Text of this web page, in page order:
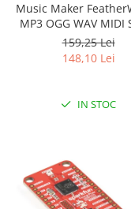
Music Maker
MP3 OGG WAV MIDI
Player
159,25 Lei
148,10 Lei
IN STOC